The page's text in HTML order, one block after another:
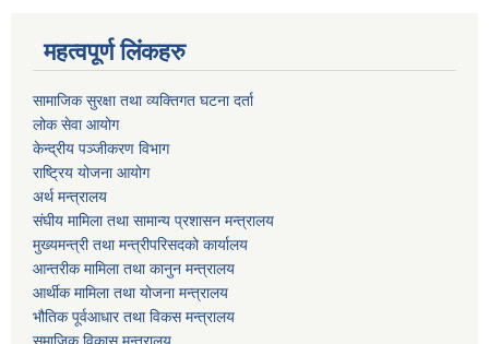
महत्वपूर्ण लिंकहरु
सामाजिक सुरक्षा तथा व्यक्तिगत घटना दर्ता
लोक सेवा आयोग
केन्द्रीय पञ्जीकरण विभाग
राष्ट्रिय योजना आयोग
अर्थ मन्त्रालय
संघीय मामिला तथा सामान्य प्रशासन मन्त्रालय
मुख्यमन्त्री तथा मन्त्रीपरिसदको कार्यालय
आन्तरीक मामिला तथा कानुन मन्त्रालय
आर्थीक मामिला तथा योजना मन्त्रालय
भौतिक पूर्वआधार तथा विकस मन्त्रालय